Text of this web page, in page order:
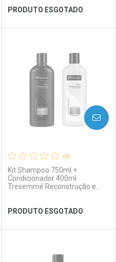
Ver Desconto Convênio
PRODUTO ESGOTADO
Laboratório
Ver Desconto Convênio
Por Menos
(0)
Kit Shampoo 750ml +
Condicionador 400ml
Tresemmé Reconstrução e
PRODUTO ESGOTADO
AVISE-ME